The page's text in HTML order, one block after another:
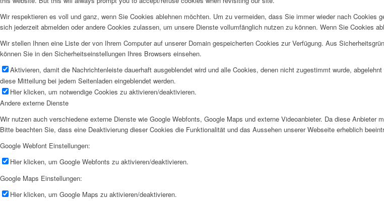
Wir respektieren es voll und ganz, wenn Sie Cookies ablehnen möchten. Um zu vermeiden, dass Sie immer wieder nach
sich jederzeit abmelden oder andere Cookies zulassen, um unsere Dienste vollumfänglich nutzen zu können. Wenn Sie Cookies
Wir stellen Ihnen eine Liste der von Ihrem Computer auf unserer Domain gespeicherten Cookies zur Verfügung. Aus
können Sie in den Sicherheitseinstellungen Ihres Browsers einsehen.
Aktivieren, damit die Nachrichtenleiste dauerhaft ausgeblendet wird und alle Cookies, denen nicht zugestimmt wurde,
diese Mitteilung bei jedem Seitenladen eingeblendet werden.
Hier klicken, um notwendige Cookies zu aktivieren/deaktivieren.
Andere externe Dienste
Wir nutzen auch verschiedene externe Dienste wie Google Webfonts, Google Maps und externe Videoanbieter. Da diese
Bitte beachten Sie, dass eine Deaktivierung dieser Cookies die Funktionalität und das Aussehen unserer Webseite erheblich
Google Webfont Einstellungen:
Hier klicken, um Google Webfonts zu aktivieren/deaktivieren.
Google Maps Einstellungen:
Hier klicken, um Google Maps zu aktivieren/deaktivieren.